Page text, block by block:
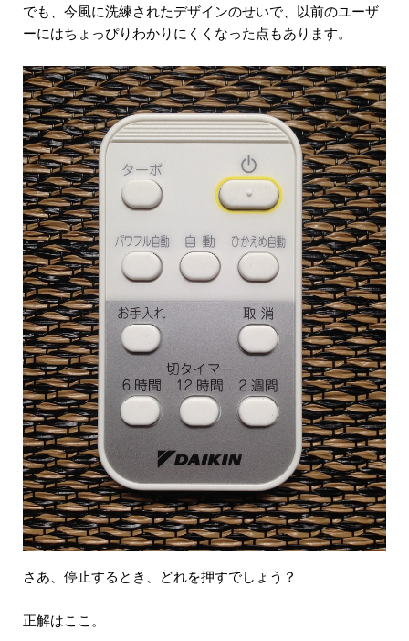
でも、今風に洗練されたデザインのせいで、以前のユーザ
ーにはちょっぴりわかりにくくなった点もあります。
さあ、停止するとき、どれを押すでしょう？
正解はここ。